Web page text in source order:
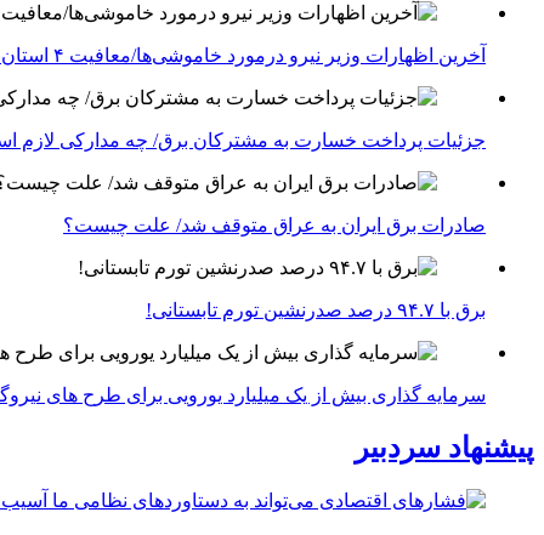
آخرین اظهارات وزیر نیرو درمورد خاموشی‌ها/معافیت ۴ استان جنوبی درگیر جنگ از قطعی برق
جزئیات پرداخت خسارت به مشترکان برق/ چه مدارکی لازم
صادرات برق ایران به عراق متوقف شد/ علت چیست؟
برق با ۹۴.۷ درصد صدرنشین تورم تابستانی!
سرمایه گذاری بیش از یک میلیارد یورویی برای طرح های
پیشنهاد سردبیر